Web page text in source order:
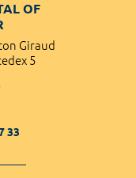
OF
Giraud
5
33